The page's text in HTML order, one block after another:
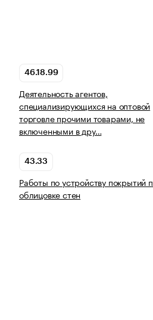
46.18.99
Деятельность агентов,
специализирующихся на оптовой
торговле прочими товарами, не
включенными в дру…
43.33
Работы по устройству покрытий
облицовке стен